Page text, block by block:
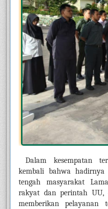
Dalam kesempatan
kembali bahwa
tengah masyarakat
rakyat dan perintah
memberikan pelayanan